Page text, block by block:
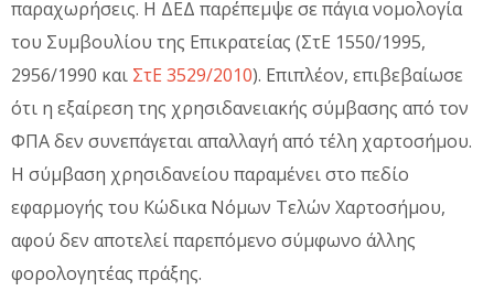
παραχωρήσεις. Η ΔΕΔ παρέπεμψε σε πάγια νομολογία
του Συμβουλίου της Επικρατείας (ΣτΕ 1550/1995,
2956/1990 και ΣτΕ 3529/2010). Επιπλέον, επιβεβαίωσε
ότι η εξαίρεση της χρησιδανειακής σύμβασης από τον
ΦΠΑ δεν συνεπάγεται απαλλαγή από τέλη χαρτοσήμου.
Η σύμβαση χρησιδανείου παραμένει στο πεδίο
εφαρμογής του Κώδικα Νόμων Τελών Χαρτοσήμου,
αφού δεν αποτελεί παρεπόμενο σύμφωνο άλλης
φορολογητέας πράξης.